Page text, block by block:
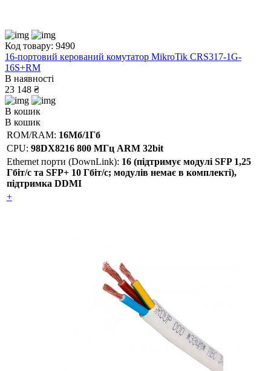
Код товару: 9490
16-портовий керований комутатор MikroTik CRS317-1G-
16S+RM
В наявності
23 148 ₴
В кошик
В кошик
ROM/RAM: 16Мб/1Гб
CPU: 98DX8216 800 МГц ARM 32bit
Ethernet порти (DownLink): 16 (підтримує модулі SFP 1,25
Гбіт/с та SFP+ 10 Гбіт/с; модулів немає в комплекті),
підтримка DDMI
+